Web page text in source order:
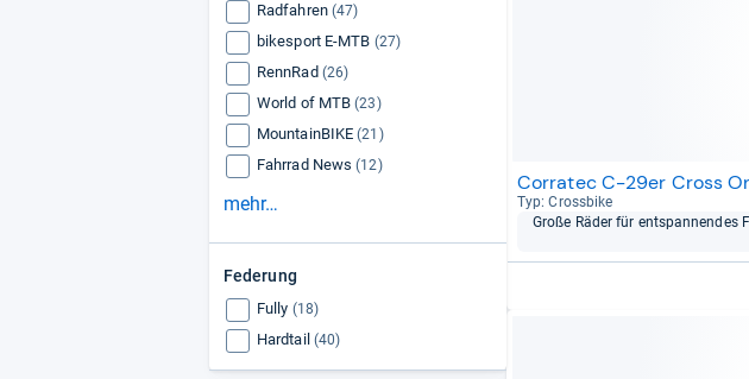
Radfahren (47)
bikesport E-MTB (27)
RennRad (26)
World of MTB (23)
MountainBIKE (21)
Fahrrad News (12)
mehr…
Federung
Fully (18)
Hardtail (40)
Corratec C-29er Cross
Typ: Cross­bike
Große Räder für ent­span­nen­des